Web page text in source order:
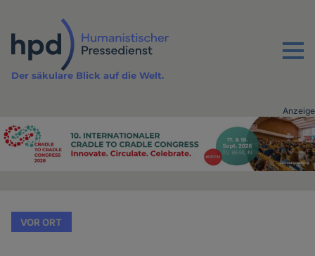
Inhalt
Menu
Der säkulare Blick auf die Welt.
Advertising
Anzeige
VOR ORT